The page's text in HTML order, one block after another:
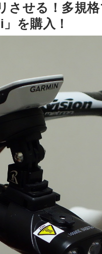
させる！多規
を購入！